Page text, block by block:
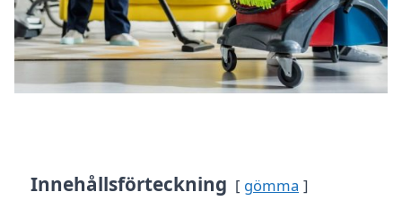
Innehållsförteckning gömma